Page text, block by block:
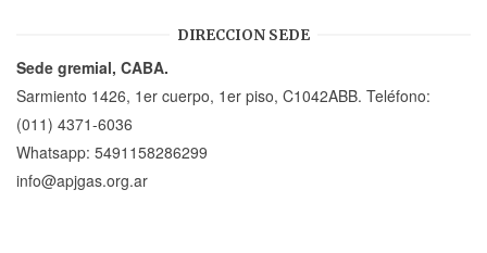
DIRECCION SEDE
Sede gremial, CABA.
Sarmiento 1426, 1er cuerpo, 1er piso, C1042ABB. Teléfono:
(011) 4371-6036
Whatsapp: 5491158286299
info@apjgas.org.ar